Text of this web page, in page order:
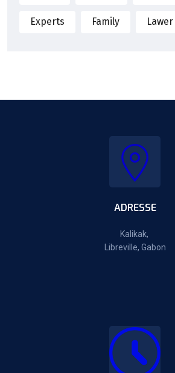
Experts Family Lawer
ADRESSE
Kalikak,
Libreville, Gabon